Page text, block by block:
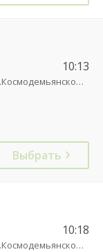
10:13
Памятник А.Космодемьянскому(Балтийское шоссе) трасса
Выбрать
10:18
Памятник А.Космодемьянскому(Балтийское шоссе) трасса